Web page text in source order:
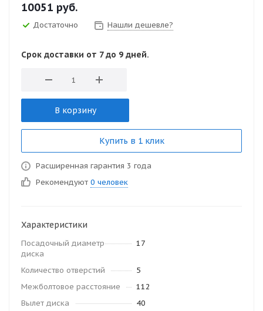
10051 руб.
Достаточно Нашли дешевле?
Срок доставки от 7 до 9 дней.
В корзину
Купить в 1 клик
Расширенная гарантия 3 года
Рекомендуют 0 человек
Характеристики
Посадочный диаметр
диска
17
Количество отверстий
5
Межболтовое расстояние
112
Вылет диска
40